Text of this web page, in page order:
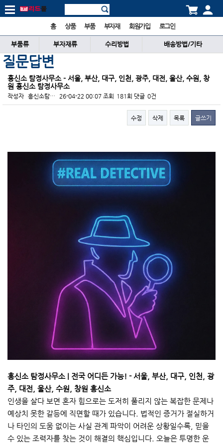
홈 상품 부품 부자재 회원가입 로그인
부품류 부자재류 수리방법 배송방법/기타
질문답변
흥신소 탐정사무소 - 서울, 부산, 대구, 인천, 광주, 대전, 울산, 수원, 창
원 흥신소 탐정사무소
작성자 흥신소탐… 26-04-22 00:07 조회 181회 댓글 0건
수정 삭제 목록 글쓰기
흥신소 탐정사무소 | 전국 어디든 가능! - 서울, 부산, 대구, 인천, 광
주, 대전, 울산, 수원, 창원 흥신소
인생을 살다 보면 혼자 힘으로는 도저히 풀리지 않는 복잡한 문제나
예상치 못한 갈등에 직면할 때가 있습니다. 법적인 증거가 절실하거
나 타인의 도움 없이는 사실 관계 파악이 어려운 상황일수록, 믿을
수 있는 조력자를 찾는 것이 해결의 핵심입니다. 오늘은 투명한 운